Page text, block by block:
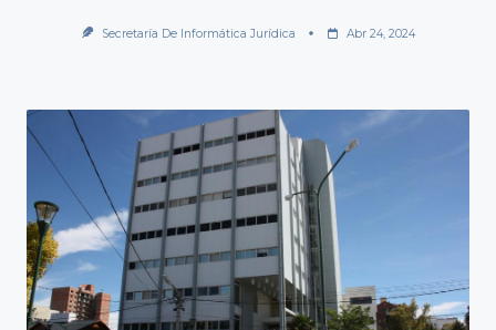
Secretaría De Informática Jurídica Abr 24, 2024